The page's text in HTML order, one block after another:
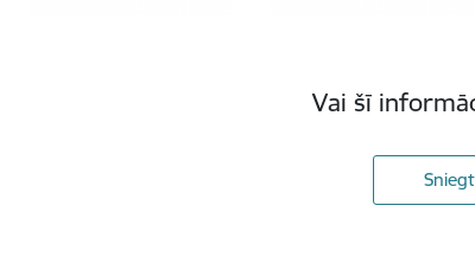
Vai šī